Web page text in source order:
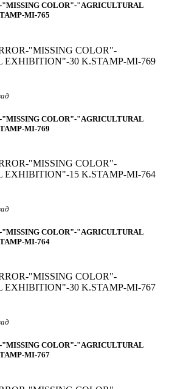
"MISSING COLOR"-"AGRICULTURAL
MI-765
"MISSING COLOR"-"AGRICULTURAL
MI-769
"MISSING COLOR"-"AGRICULTURAL
MI-764
"MISSING COLOR"-"AGRICULTURAL
MI-767